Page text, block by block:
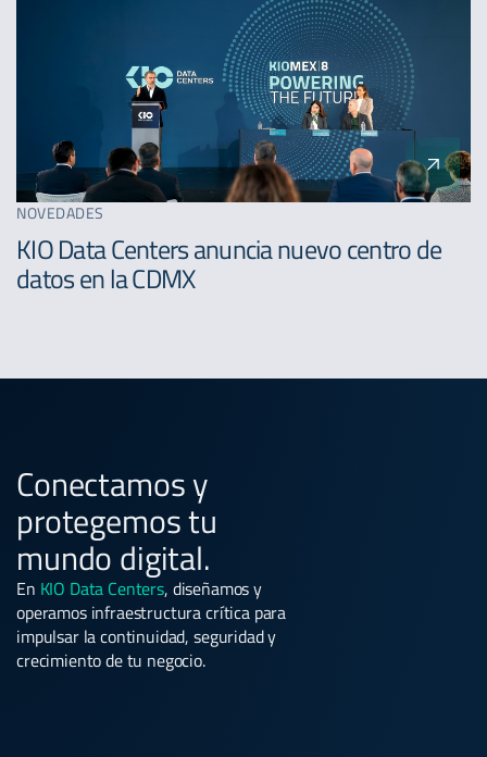
NOVEDADES
KIO Data Centers anuncia nuevo centro de
datos en la CDMX
Conectamos y
protegemos tu
mundo digital.
En KIO Data Centers, diseñamos y
operamos infraestructura crítica para
impulsar la continuidad, seguridad y
crecimiento de tu negocio.